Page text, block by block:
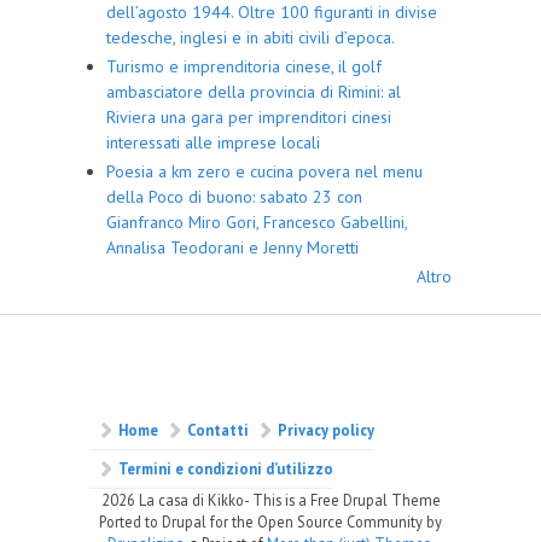
dell’agosto 1944. Oltre 100 figuranti in divise
tedesche, inglesi e in abiti civili d’epoca.
Turismo e imprenditoria cinese, il golf
ambasciatore della provincia di Rimini: al
Riviera una gara per imprenditori cinesi
interessati alle imprese locali
Poesia a km zero e cucina povera nel menu
della Poco di buono: sabato 23 con
Gianfranco Miro Gori, Francesco Gabellini,
Annalisa Teodorani e Jenny Moretti
Altro
Home Contatti
Privacy policy
Termini e condizioni d’utilizzo
2026 La casa di Kikko- This is a Free Drupal Theme
Ported to Drupal for the Open Source Community by